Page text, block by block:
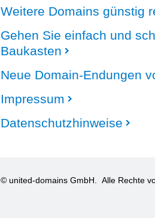
Weitere Domains günstig
Gehen Sie einfach und
Baukasten
Neue Domain-Endungen
Impressum
Datenschutzhinweise
© united-domains GmbH. Alle Rechte